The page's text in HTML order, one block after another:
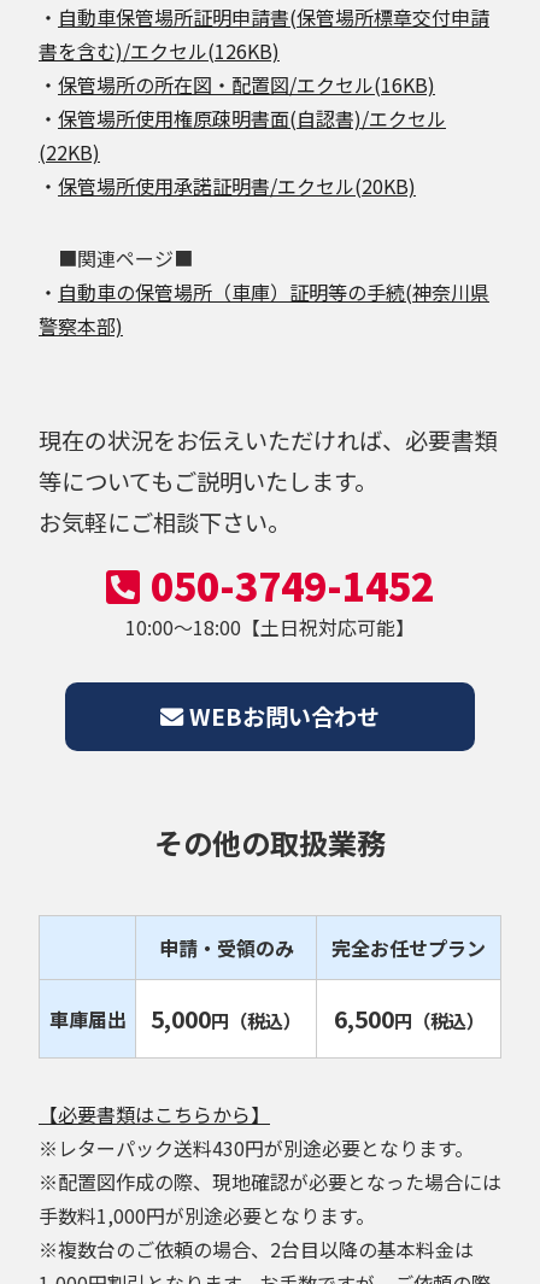
・ 自動車保管場所証明申請書(保管場所標章交付申請
書を含む)/エクセル(126KB)
・ 保管場所の所在図・配置図/エクセル(16KB)
・ 保管場所使用権原疎明書面(自認書)/エクセル
(22KB)
・ 保管場所使用承諾証明書/エクセル(20KB)
■関連ページ■
・ 自動車の保管場所（車庫）証明等の手続(神奈川県
警察本部)
現在の状況をお伝えいただければ、必要書類
等についてもご説明いたします。
お気軽にご相談下さい。
050-3749-1452
10:00～18:00【土日祝対応可能】
WEBお問い合わせ
その他の取扱業務
申請・受領のみ 完全お任せプラン
車庫届出 5,000円 （税込） 6,500円 （税込）
【必要書類はこちらから】
※レターパック送料430円が別途必要となります。
※配置図作成の際、現地確認が必要となった場合には
手数料1,000円が別途必要となります。
※複数台のご依頼の場合、2台目以降の基本料金は